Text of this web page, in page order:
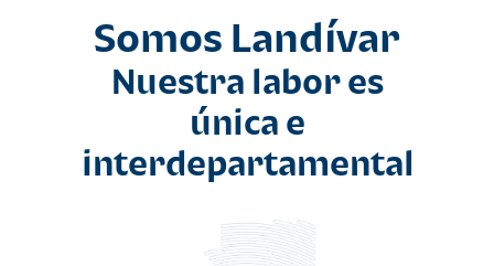
Somos Landívar
Nuestra labor es
única e
interdepartamental